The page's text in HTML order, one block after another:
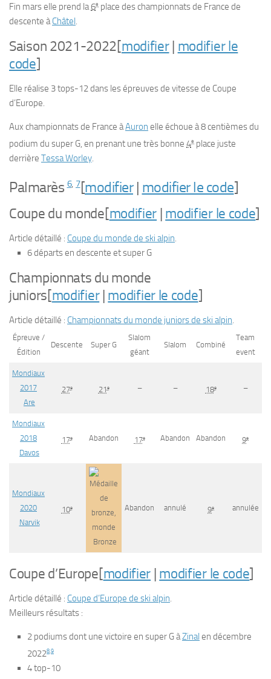
Fin mars elle prend la6e place des championnats de France de
descente àChâtel.
Saison 2021-2022[modifier| modifier le
code]
Elle réalise 3 tops-12 dans les épreuves de vitesse de Coupe
d’Europe.
Aux championnats de France àAuron elle échoue à 8 centièmes du
podium du super G, en prenant une très bonne 4e place juste
derrière Tessa Worley.
Palmarès6, 7[modifier| modifier le code]
Coupe du monde[modifier modifier le code]
Article détaillé : Coupe du monde de ski alpin.
6 départs en descente et super G
Championnats du monde
juniors[modifier| modifier le code]
Article détaillé : Championnats du monde juniors de ski alpin.
Épreuve /
Édition
Descente Super G
Slalom
géant
Slalom Combiné
Team
event
Mondiaux
2017
Are
27e 21e – – 18e –
Mondiaux
2018
Davos
17e Abandon 17e Abandon Abandon 9e
Mondiaux
2020
Narvik
10e
Bronze
Abandon annulé 9e annulée
Coupe d’Europe[modifier | modifier le code]
Article détaillé : Coupe d’Europe de ski alpin.
Meilleurs résultats :
2 podiums dont une victoire en super G àZinal en décembre
202289
4 top-10